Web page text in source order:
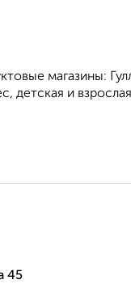
магазины:
детская и
45